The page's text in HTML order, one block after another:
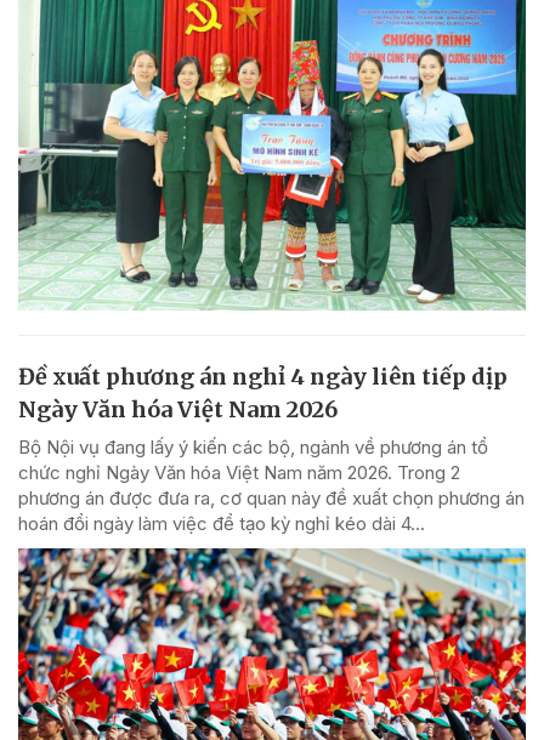
Đề xuất phương án nghỉ 4 ngày liên tiếp dịp
Ngày Văn hóa Việt Nam 2026
Bộ Nội vụ đang lấy ý kiến các bộ, ngành về phương án tổ
chức nghỉ Ngày Văn hóa Việt Nam năm 2026. Trong 2
phương án được đưa ra, cơ quan này đề xuất chọn phương án
hoán đổi ngày làm việc để tạo kỳ nghỉ kéo dài 4...